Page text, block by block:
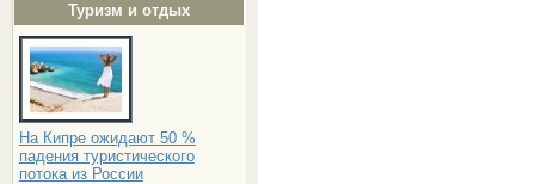
Туризм и отдых
На Кипре ожидают 50 %
падения туристического
потока из России